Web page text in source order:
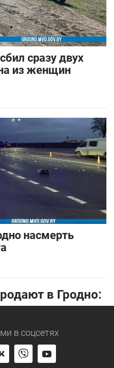
сразу двух
из женщин
насмерть
в Гродно:
в соцсетях